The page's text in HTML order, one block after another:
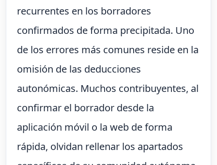
recurrentes en los borradores
confirmados de forma precipitada. Uno
de los errores más comunes reside en la
omisión de las deducciones
autonómicas. Muchos contribuyentes, al
confirmar el borrador desde la
aplicación móvil o la web de forma
rápida, olvidan rellenar los apartados